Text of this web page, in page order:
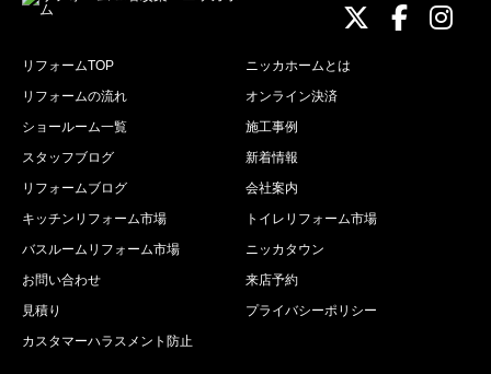
ニッカ
ニッニ
リフォームTOP
ニッカホームとは
リフォームの流れ
オンライン決済
ショールーム一覧
施工事例
スタッフブログ
新着情報
リフォームブログ
会社案内
キッチンリフォーム市場
トイレリフォーム市場
バスルームリフォーム市場
ニッカタウン
お問い合わせ
来店予約
見積り
プライバシーポリシー
カスタマーハラスメント防止